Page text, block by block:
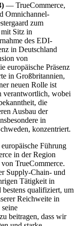
— TrueCommerce,
Omnichannel-
zum
Sitz in
des EDI-
in Deutschland
von
europäische Präsenz
in Großbritannien,
neuen Rolle ist
verantwortlich, wobei
die
Ausbau der
in
konzentriert.
Führung
in der Region
TrueCommerce.
Supply-Chain- und
Tätigkeit in
bestens qualifiziert, um
Reichweite in
beitragen, dass wir